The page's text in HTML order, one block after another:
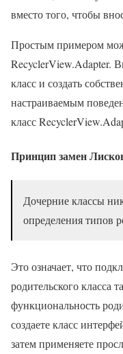
вместо того, чтобы
Простым примером
RecyclerView.Adapter.
класс и создать
настраиваемым
класс
Принцип замен
Дочерние классы
определения типов
Это означает, что
родительского класса
функциональность
создаете класс
затем применяете